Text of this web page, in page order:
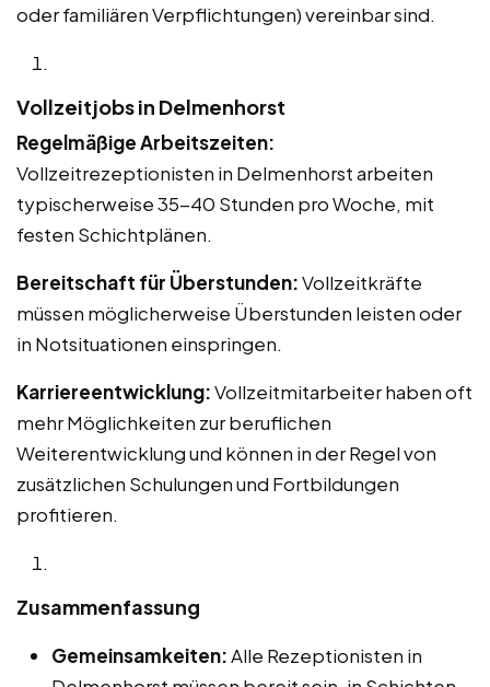
oder familiären Verpflichtungen) vereinbar sind.
Vollzeitjobs in Delmenhorst
Regelmäßige Arbeitszeiten:
Vollzeitrezeptionisten in Delmenhorst arbeiten
typischerweise 35-40 Stunden pro Woche, mit
festen Schichtplänen.
Bereitschaft für Überstunden:Vollzeitkräfte
müssen möglicherweise Überstunden leisten oder
in Notsituationen einspringen.
Karriereentwicklung:Vollzeitmitarbeiter haben oft
mehr Möglichkeiten zur beruflichen
Weiterentwicklung und können in der Regel von
zusätzlichen Schulungen und Fortbildungen
profitieren.
Zusammenfassung
Gemeinsamkeiten:Alle Rezeptionisten in